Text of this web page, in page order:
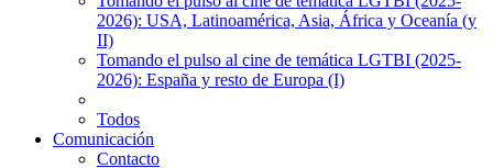
2026): USA, Latinoamérica, Asia, África y Oceanía (y
II)
Tomando el pulso al cine de temática LGTBI (2025-
2026): España y resto de Europa (I)
Todos
Comunicación
Contacto